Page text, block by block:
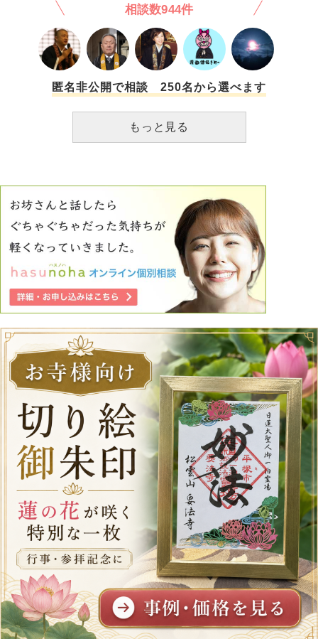
相談数944件
匿名非公開で相談 250名から選べます
もっと見る